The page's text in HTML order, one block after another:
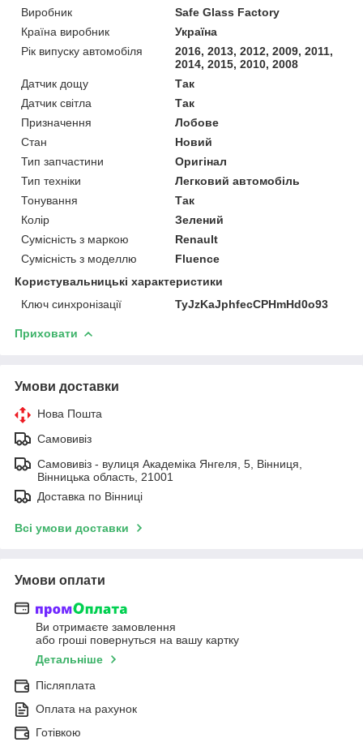
Виробник
Safe Glass Factory
Країна виробник
Україна
Рік випуску автомобіля
2016, 2013, 2012, 2009, 2011,
2014, 2015, 2010, 2008
Датчик дощу
Так
Датчик світла
Так
Призначення
Лобове
Стан
Новий
Тип запчастини
Оригінал
Тип техніки
Легковий автомобіль
Тонування
Так
Колір
Зелений
Сумісність з маркою
Renault
Сумісність з моделлю
Fluence
Користувальницькі характеристики
Ключ синхронізації
TyJzKaJphfecCPHmHd0o93
Приховати
Умови доставки
Нова Пошта
Самовивіз
Самовивіз - вулиця Академіка Янгеля, 5, Вінниця,
Вінницька область, 21001
Доставка по Вінниці
Всі умови доставки
Умови оплати
Ви отримаєте замовлення
або гроші повернуться на вашу картку
Детальніше
Післяплата
Оплата на рахунок
Готівкою